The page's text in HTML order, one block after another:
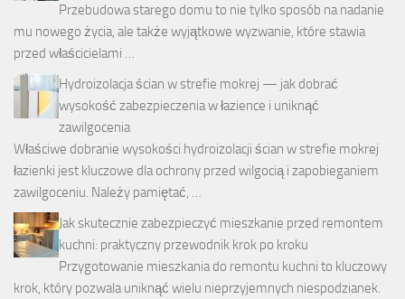
Przebudowa starego domu to nie tylko sposób na nadanie
mu nowego życia, ale także wyjątkowe wyzwanie, które stawia
przed właścicielami …
Hydroizolacja ścian w strefie mokrej — jak dobrać
wysokość zabezpieczenia w łazience i uniknąć
zawilgocenia
Właściwe dobranie wysokości hydroizolacji ścian w strefie mokrej
łazienki jest kluczowe dla ochrony przed wilgocią i zapobieganiem
zawilgoceniu. Należy pamiętać, …
Jak skutecznie zabezpieczyć mieszkanie przed remontem
kuchni: praktyczny przewodnik krok po kroku
Przygotowanie mieszkania do remontu kuchni to kluczowy
krok, który pozwala uniknąć wielu nieprzyjemnych niespodzianek.